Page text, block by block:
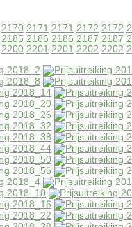
2170 2171 2171 2172 2172
2185 2186 2186 2187 2187
2200 2201 2201 2202 2202